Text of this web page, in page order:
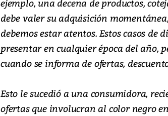
ejemplo, una decena de productos,
debe valer su adquisición
debemos estar atentos. Estos casos de
presentar en cualquier época del año,
cuando se informa de ofertas,
Esto le sucedió a una consumidora,
ofertas que involucran al color negro